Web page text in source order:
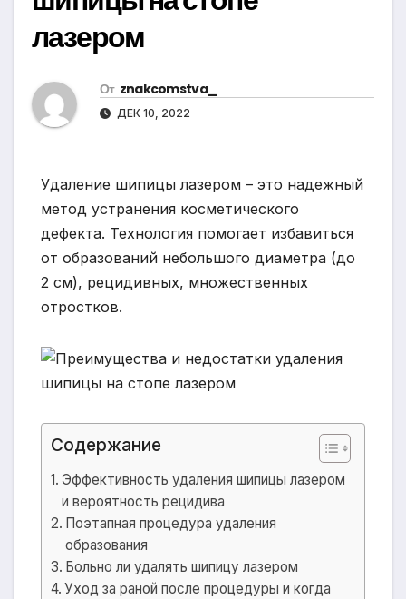
лазером
От znakcomstva_
ДЕК 10, 2022
Удаление шипицы лазером – это надежный
метод устранения косметического
дефекта. Технология помогает избавиться
от образований небольшого диаметра (до
2 см), рецидивных, множественных
отростков.
Содержание
Эффективность удаления шипицы лазером
и вероятность рецидива
Поэтапная процедура удаления
образования
Больно ли удалять шипицу лазером
Уход за раной после процедуры и когда